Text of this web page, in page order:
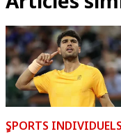
ٍSPORTS INDIVIDUELS